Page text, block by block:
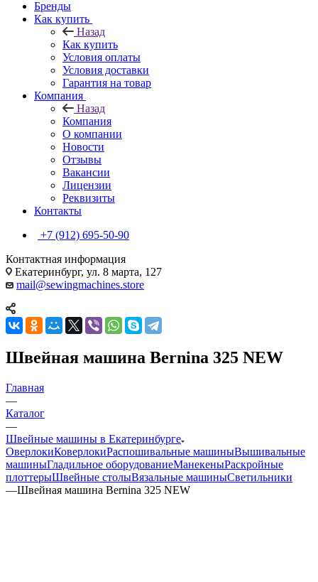
Бренды
Как купить
Назад
Как купить
Условия оплаты
Условия доставки
Гарантия на товар
Компания
Назад
Компания
О компании
Новости
Отзывы
Вакансии
Лицензии
Реквизиты
Контакты
+7 (912) 695-50-90
Контактная информация
Екатеринбург, ул. 8 марта, 127
mail@sewingmachines.store
Швейная машина Bernina 325 NEW
Главная
—
Каталог
—
Швейные машины в Екатеринбурге
ОверлокиКоверлокиРаспошивальные машиныВышивальные
машиныГладильное оборудованиеМанекеныРаскройные
плоттерыШвейные столыВязальные машиныСветильники
—Швейная машина Bernina 325 NEW